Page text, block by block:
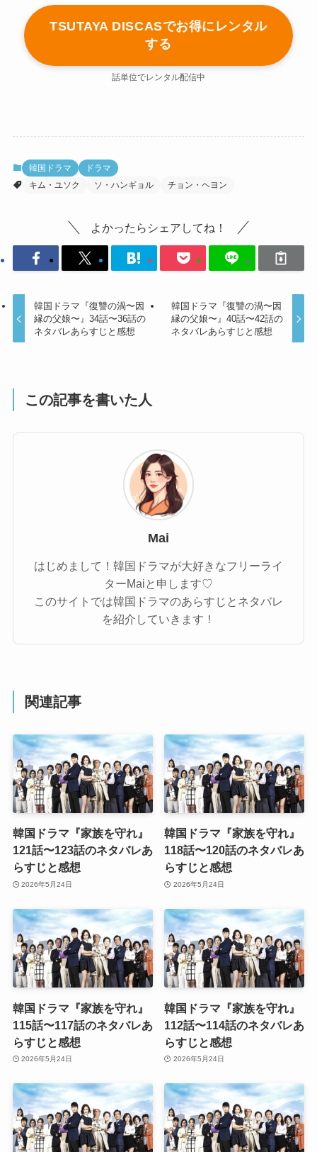
TSUTAYA DISCASでお得にレンタル
する
話単位でレンタル配信中
韓国ドラマ
ドラマ
キム・ユソク
ソ・ハンギョル チョン・ヘヨン
よかったらシェアしてね！
韓国ドラマ『復讐の渦〜因
縁の父娘〜』34話〜36話の
ネタバレあらすじと感想
韓国ドラマ『復讐の渦〜因
縁の父娘〜』40話〜42話の
ネタバレあらすじと感想
この記事を書いた人
Mai
はじめまして！韓国ドラマが大好きなフリーライ
ターMaiと申します♡
このサイトでは韓国ドラマのあらすじとネタバレ
を紹介していきます！
関連記事
韓国ドラマ『家族を守れ』
121話〜123話のネタバレあ
らすじと感想
2026年5月24日
韓国ドラマ『家族を守れ』
118話〜120話のネタバレあ
らすじと感想
2026年5月24日
韓国ドラマ『家族を守れ』
115話〜117話のネタバレあ
らすじと感想
2026年5月24日
韓国ドラマ『家族を守れ』
112話〜114話のネタバレあ
らすじと感想
2026年5月24日